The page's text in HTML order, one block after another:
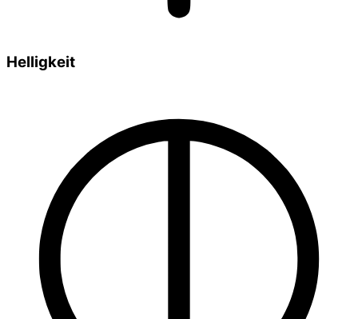
Helligkeit